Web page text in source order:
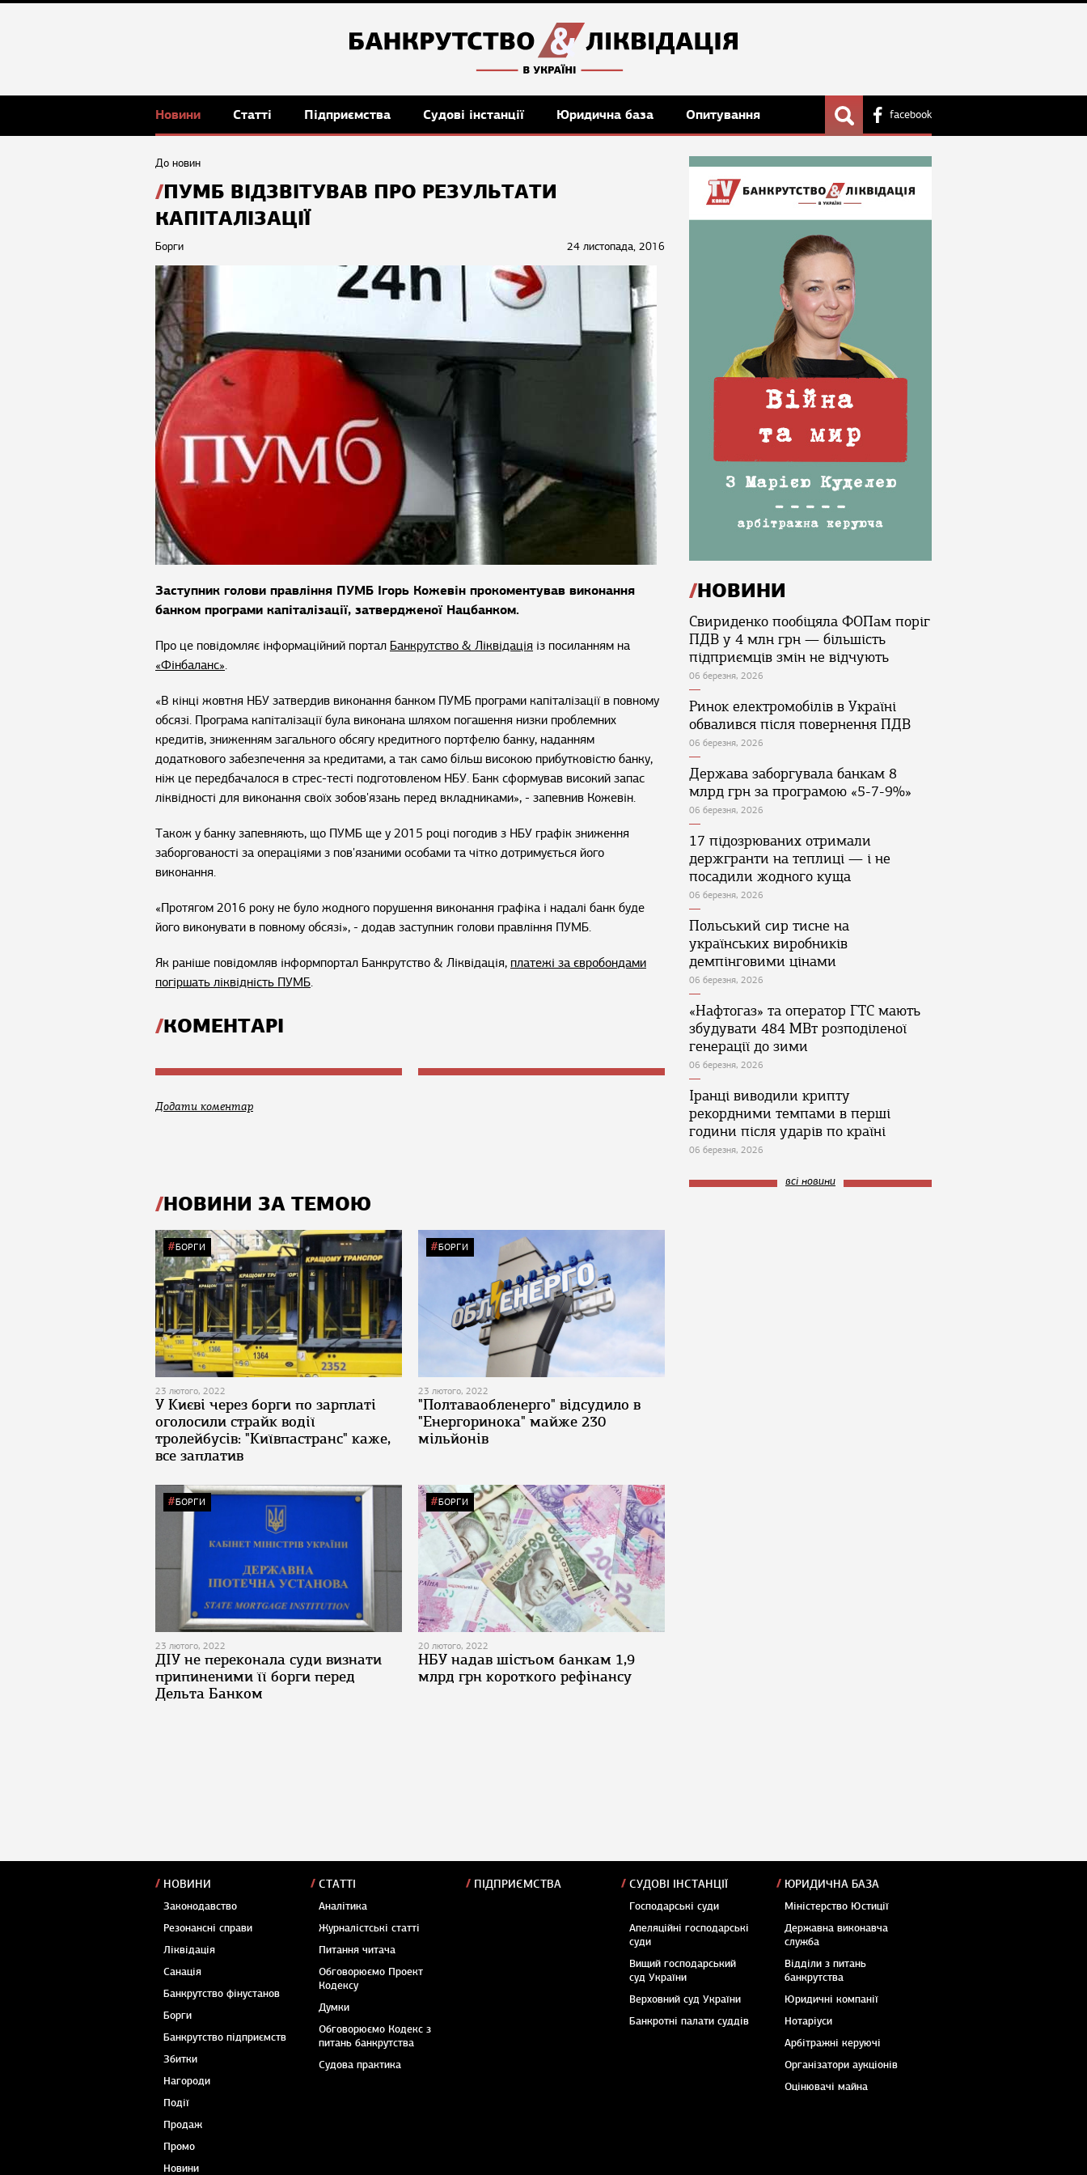
Новини Статті Підприємства Судові інстанції Юридична база Опитування facebook
До новин
ПУМБ ВІДЗВІТУВАВ ПРО РЕЗУЛЬТАТИ
КАПІТАЛІЗАЦІЇ
24 листопада, 2016
Борги
Заступник голови правління ПУМБ Ігорь Кожевін прокоментував виконання
банком програми капіталізації, затвердженої Нацбанком.
Про це повідомляє інформаційний портал Банкрутство & Ліквідація із посиланням на
«Фінбаланс».
«В кінці жовтня НБУ затвердив виконання банком ПУМБ програми капіталізації в повному
обсязі. Програма капіталізації була виконана шляхом погашення низки проблемних
кредитів, зниженням загального обсягу кредитного портфелю банку, наданням
додаткового забезпечення за кредитами, а так само більш високою прибутковістю банку,
ніж це передбачалося в стрес-тесті подготовленом НБУ. Банк сформував високий запас
ліквідності для виконання своїх зобов'язань перед вкладниками», - запевнив Кожевін.
Також у банку запевняють, що ПУМБ ще у 2015 році погодив з НБУ графік зниження
заборгованості за операціями з пов'язаними особами та чітко дотримується його
виконання.
«Протягом 2016 року не було жодного порушення виконання графіка і надалі банк буде
його виконувати в повному обсязі», - додав заступник голови правління ПУМБ.
Як раніше повідомляв інформпортал Банкрутство & Ліквідація, платежі за євробондами
погіршать ліквідність ПУМБ.
КОМЕНТАРІ
Додати коментар
НОВИНИ ЗА ТЕМОЮ
БОРГИ
23 лютого, 2022
У Києві через борги по зарплаті
оголосили страйк водії
тролейбусів: "Київпастранс" каже,
все заплатив
БОРГИ
23 лютого, 2022
"Полтаваобленерго" відсудило в
"Енергоринока" майже 230
мільйонів
БОРГИ
23 лютого, 2022
ДІУ не переконала суди визнати
припиненими її борги перед
Дельта Банком
БОРГИ
20 лютого, 2022
НБУ надав шістьом банкам 1,9
млрд грн короткого рефінансу
НОВИНИ
Свириденко пообіцяла ФОПам поріг
ПДВ у 4 млн грн — більшість
підприємців змін не відчують
06 березня, 2026
Ринок електромобілів в Україні
обвалився після повернення ПДВ
06 березня, 2026
Держава заборгувала банкам 8
млрд грн за програмою «5-7-9%»
06 березня, 2026
17 підозрюваних отримали
держгранти на теплиці — і не
посадили жодного куща
06 березня, 2026
Польський сир тисне на
українських виробників
демпінговими цінами
06 березня, 2026
«Нафтогаз» та оператор ГТС мають
збудувати 484 МВт розподіленої
генерації до зими
06 березня, 2026
Іранці виводили крипту
рекордними темпами в перші
години після ударів по країні
06 березня, 2026
всі новини
НОВИНИ
Законодавство
Резонансні справи
Ліквідація
Санація
Банкрутство фінустанов
Борги
Банкрутство підприємств
Збитки
Нагороди
Події
Продаж
Промо
Новини
СТАТТІ
Аналітика
Журналістські статті
Питання читача
Обговорюємо Проект
Кодексу
Думки
Обговорюємо Кодекс з
питань банкрутства
Судова практика
ПІДПРИЄМСТВА СУДОВІ ІНСТАНЦІЇ
Господарські суди
Апеляційні господарські
суди
Вищий господарський
суд України
Верховний суд України
Банкротні палати суддів
ЮРИДИЧНА БАЗА
Міністерство Юстиції
Державна виконавча
служба
Відділи з питань
банкрутства
Юридичні компанії
Нотаріуси
Арбітражні керуючі
Організатори аукціонів
Оцінювачі майна